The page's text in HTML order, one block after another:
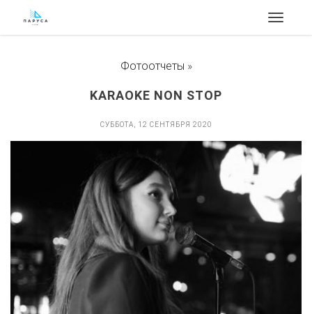
Toggle
Фотоотчеты »
​​​​​​​​​​​​​​KARAOKE NON STOP
СУББОТА, 12 СЕНТЯБРЯ 2020